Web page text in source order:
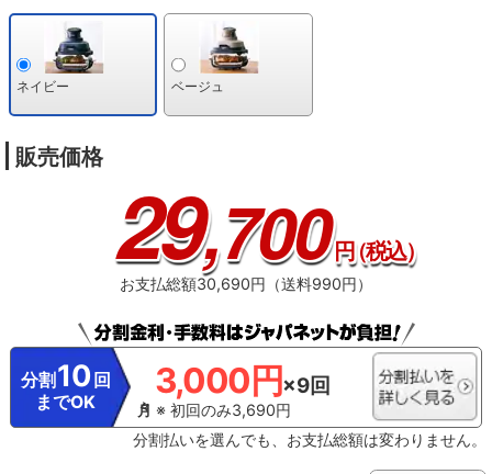
※3：1.ミートボールたねの材料をボウルに入れて粘り気がでるまで混
ぜ、16等分にして手で丸めます。2.ガラスコンテナに市販のトマトソース、オ
リーブオイルを直接入れて混ぜ合わせます。3.1のミートボールを2の上に間隔
をあけてならべます。4.『クリスプ』モードで時間を『15分』にセットし、
『START』ボタンを押して調理を開始します。5.終了したらミートボールを上
下裏返します。6.『クリスプ』モードで時間を『10分』にセットし、
ッドチーズを散らします。8.『クリスプ』モードで時間を『3分』にセットし、
『START』ボタンを押して再度加熱し、チーズを溶かします。9.調理が終了し
1.ガラスコンテナに材料を入れてよく混ぜ、ラップなしで600Wの電子レンジで
5分→5分→5分加熱し、その都度よく混ぜ合わせてりんごがしんなりするまで煮
ます。お好みでシナモンパウダーを加えます。2.パイシートをガラスコンテナ
のサイズにカットします。パイシートに切り込みを入れて、網目状に開き、煮
たりんごの上に乗せます。3.パイシートに溶き卵を薄く塗ります。4.『クリス
プ』モードで時間を『20〜25分』にセットし、『START』ボタンを押して調理
出し取り分けていただきます。
※5：1.ガラスコンテナにプレートを置き、上
にオーブンペーパーを敷きます。2.野菜をオーブンペーパーにならべて塩、コ
ショウをし、水、オリーブオイルをまわしかけます。3.『ベイク·ロースト』モ
ードで時間を『20分』にセットし、『START』ボタンを押して調理を開始しま
す。4.ハーブソースの材料を混ぜ合わせておきます。5.調理が終了したら、ハー
ブソース、塩、コショウを添え、お好みでかけていただきます。
ネイビー ベージュ
販売価格
29,700円（税込）
お支払総額30,690円（送料990円）
分割 10 回
までOK
3,000円×9回
※ 初回のみ3,690円
分割払いを選んでも、お支払総額は変わりません。